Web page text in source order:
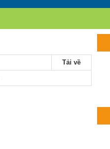
Tải về